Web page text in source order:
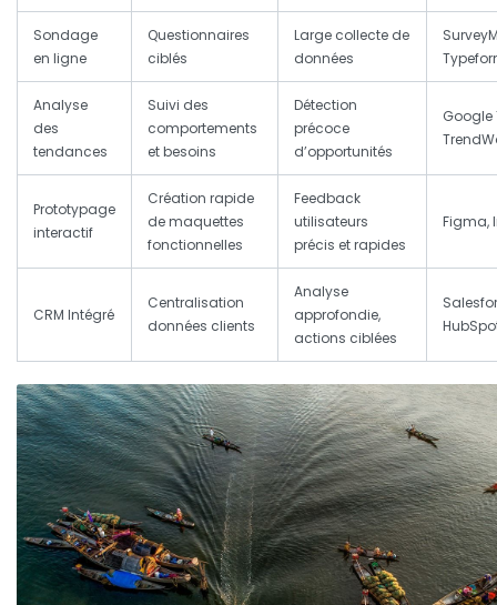
Sondage
en ligne
Questionnaires
ciblés
Large collecte de
données
Analyse
des
tendances
Suivi des
comportements
et besoins
Détection
précoce
d’opportunités
Google
Prototypage
interactif
Création rapide
de maquettes
fonctionnelles
Feedback
utilisateurs
précis et rapides
Figma,
CRM Intégré
Centralisation
données clients
Analyse
approfondie,
actions ciblées